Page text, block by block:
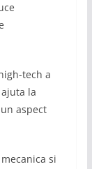
tech a
la
aspect
si